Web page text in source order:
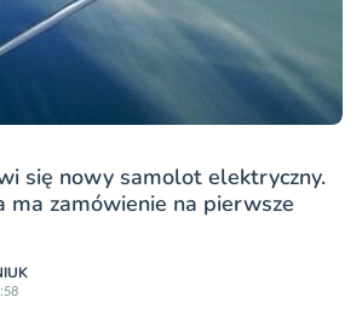
się nowy samolot elektryczny.
ma zamówienie na pierwsze